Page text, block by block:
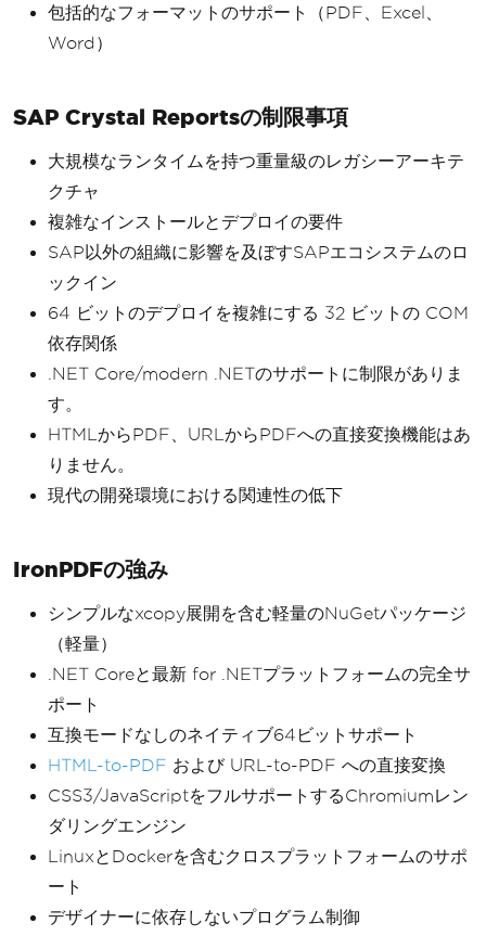
包括的なフォーマットのサポート（PDF、Excel、
Word）
SAP Crystal Reportsの制限事項
大規模なランタイムを持つ重量級のレガシーアーキテ
クチャ
複雑なインストールとデプロイの要件
SAP以外の組織に影響を及ぼすSAPエコシステムのロ
ックイン
64 ビットのデプロイを複雑にする 32 ビットの COM
依存関係
.NET Core/modern .NETのサポートに制限がありま
す。
HTMLからPDF、URLからPDFへの直接変換機能はあ
りません。
現代の開発環境における関連性の低下
IronPDFの強み
シンプルなxcopy展開を含む軽量のNuGetパッケージ
（軽量）
.NET Coreと最新 for .NETプラットフォームの完全サ
ポート
互換モードなしのネイティブ64ビットサポート
HTML-to-PDF および URL-to-PDF への直接変換
CSS3/JavaScriptをフルサポートするChromiumレン
ダリングエンジン
LinuxとDockerを含むクロスプラットフォームのサポ
ート
デザイナーに依存しないプログラム制御